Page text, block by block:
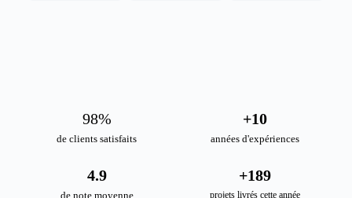
de clients satisfaits
98%
années d'expériences
+10
de note moyenne
4.9
projets livrés cette année
+189